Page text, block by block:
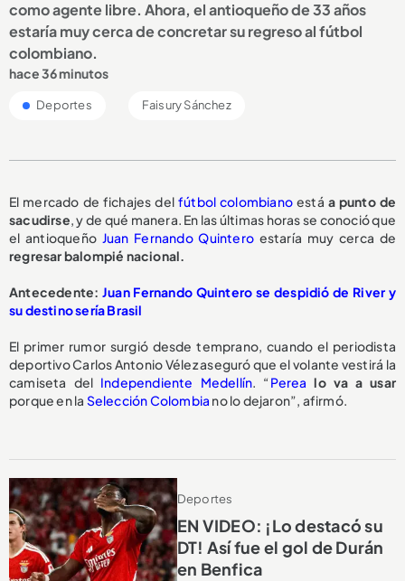
como agente libre. Ahora, el antioqueño de 33 años
estaría muy cerca de concretar su regreso al fútbol
colombiano.
hace 36 minutos
Deportes Faisury Sánchez
El mercado de fichajes del fútbol colombiano está a punto de
sacudirse, y de qué manera. En las últimas horas se conoció que
el antioqueño Juan Fernando Quintero estaría muy cerca de
regresar balompié nacional.
Antecedente:Juan Fernando Quintero se despidió de River y
su destino sería Brasil
El primer rumor surgió desde temprano, cuando el periodista
deportivo Carlos Antonio Vélez aseguró que el volante vestirá la
camiseta del Independiente Medellín. “ Perea lo va a usar
porque en la Selección Colombia no lo dejaron”, afirmó.
Deportes
EN VIDEO: ¡Lo destacó su
DT! Así fue el gol de Durán
en Benfica